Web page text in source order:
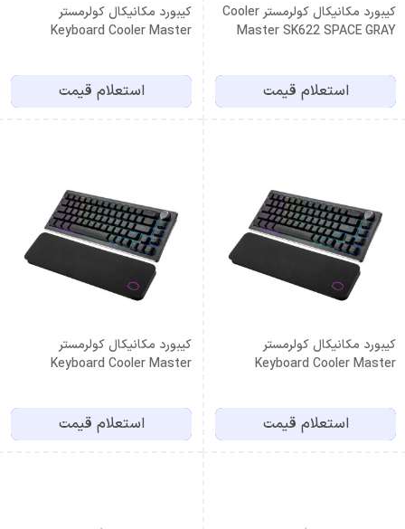
کیبورد مکانیکال کولرمستر Cooler
Master SK622 SPACE GRAY
استعلام قیمت
کیبورد مکانیکال کولرمستر
Keyboard Cooler Master
استعلام قیمت
کیبورد مکانیکال کولرمستر
Keyboard Cooler Master
استعلام قیمت
کیبورد مکانیکال کولرمستر
Keyboard Cooler Master
استعلام قیمت